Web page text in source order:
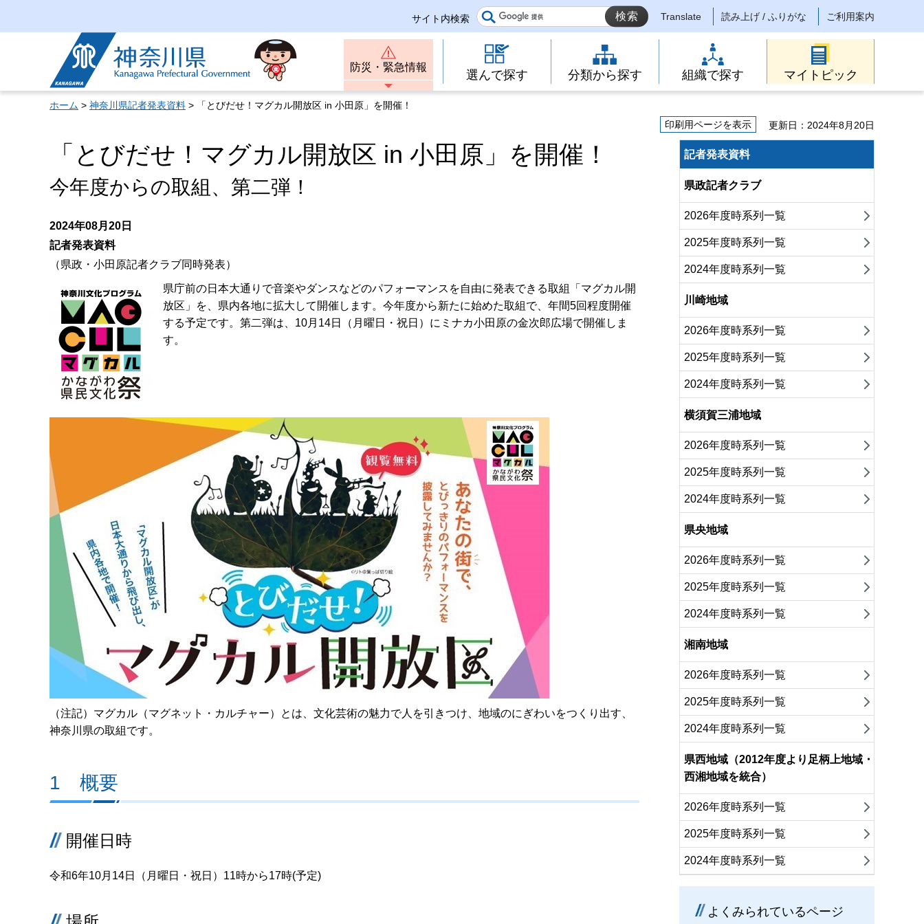
サイト内検索 Translate 読み上げ / ふりがな ご利用案内
神奈川県
防災・緊急情報
選んで探す 分類から探す 組織で探す マイトピック
ホーム > 神奈川県記者発表資料 > 「とびだせ！マグカル開放区 in 小田原」を開催！
印刷用ページを表示
更新日：2024年8月20日
「とびだせ！マグカル開放区 in 小田原」を開催！
今年度からの取組、第二弾！
2024年08月20日
記者発表資料
（県政・小田原記者クラブ同時発表）
県庁前の日本大通りで音楽やダンスなどのパフォーマンスを自由に発表できる取組「マグカル開
放区」を、県内各地に拡大して開催します。今年度から新たに始めた取組で、年間5回程度開催
する予定です。第二弾は、10月14日（月曜日・祝日）にミナカ小田原の金次郎広場で開催しま
す。
（注記）マグカル（マグネット・カルチャー）とは、文化芸術の魅力で人を引きつけ、地域のにぎわいをつくり出す、
神奈川県の取組です。
1 概要
開催日時
令和6年10月14日（月曜日・祝日）11時から17時(予定)
記者発表資料
県政記者クラブ
2026年度時系列一覧
2025年度時系列一覧
2024年度時系列一覧
川崎地域
2026年度時系列一覧
2025年度時系列一覧
2024年度時系列一覧
横須賀三浦地域
2026年度時系列一覧
2025年度時系列一覧
2024年度時系列一覧
県央地域
2026年度時系列一覧
2025年度時系列一覧
2024年度時系列一覧
湘南地域
2026年度時系列一覧
2025年度時系列一覧
2024年度時系列一覧
県西地域（2012年度より足柄上地域・
西湘地域を統合）
2026年度時系列一覧
2025年度時系列一覧
2024年度時系列一覧
よくみられているページ